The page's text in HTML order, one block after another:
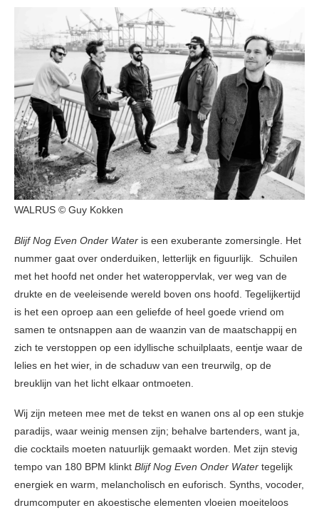
WALRUS © Guy Kokken
Blijf Nog Even Onder Water is een exuberante zomersingle. Het
nummer gaat over onderduiken, letterlijk en figuurlijk. Schuilen
met het hoofd net onder het wateroppervlak, ver weg van de
drukte en de veeleisende wereld boven ons hoofd. Tegelijkertijd
is het een oproep aan een geliefde of heel goede vriend om
samen te ontsnappen aan de waanzin van de maatschappij en
zich te verstoppen op een idyllische schuilplaats, eentje waar de
lelies en het wier, in de schaduw van een treurwilg, op de
breuklijn van het licht elkaar ontmoeten.
Wij zijn meteen mee met de tekst en wanen ons al op een stukje
paradijs, waar weinig mensen zijn; behalve bartenders, want ja,
die cocktails moeten natuurlijk gemaakt worden. Met zijn stevig
tempo van 180 BPM klinkt Blijf Nog Even Onder Water tegelijk
energiek en warm, melancholisch en euforisch. Synths, vocoder,
drumcomputer en akoestische elementen vloeien moeiteloos